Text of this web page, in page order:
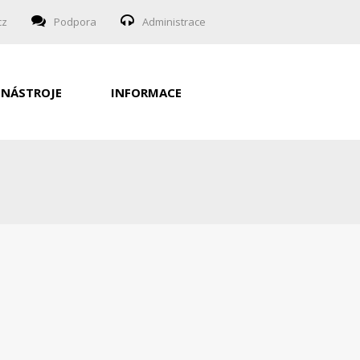
Podpora Administrace
NÁSTROJE INFORMACE